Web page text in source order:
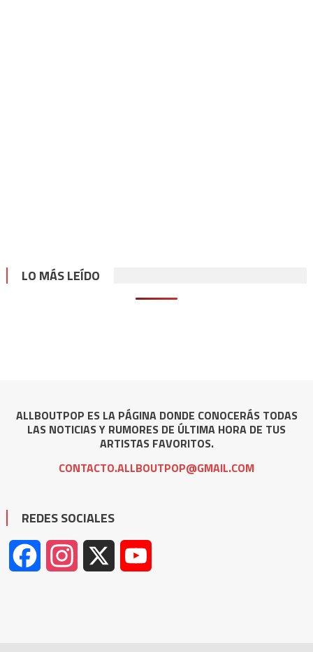
LO MÁS LEÍDO
ALLBOUTPOP ES LA PÁGINA DONDE CONOCERÁS TODAS
LAS NOTICIAS Y RUMORES DE ÚLTIMA HORA DE TUS
ARTISTAS FAVORITOS.
CONTACTO.ALLBOUTPOP@GMAIL.COM
REDES SOCIALES
Facebook Instagram